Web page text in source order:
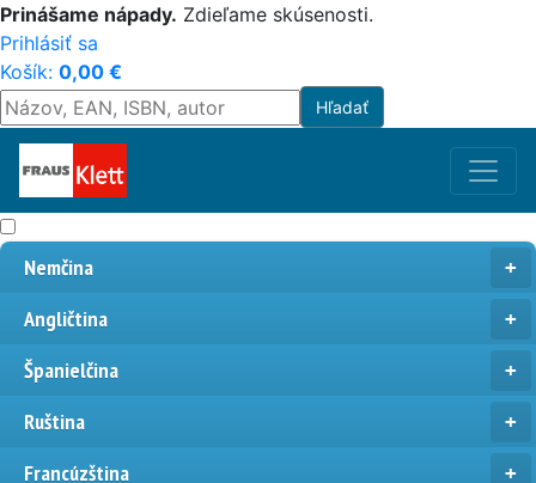
Prinášame nápady. Zdieľame skúsenosti.
Prihlásiť sa
Košík: 0,00 €
Nemčina
Angličtina
Španielčina
Ruština
Francúzština